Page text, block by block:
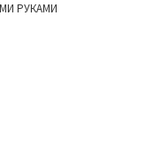
РУКАМИ